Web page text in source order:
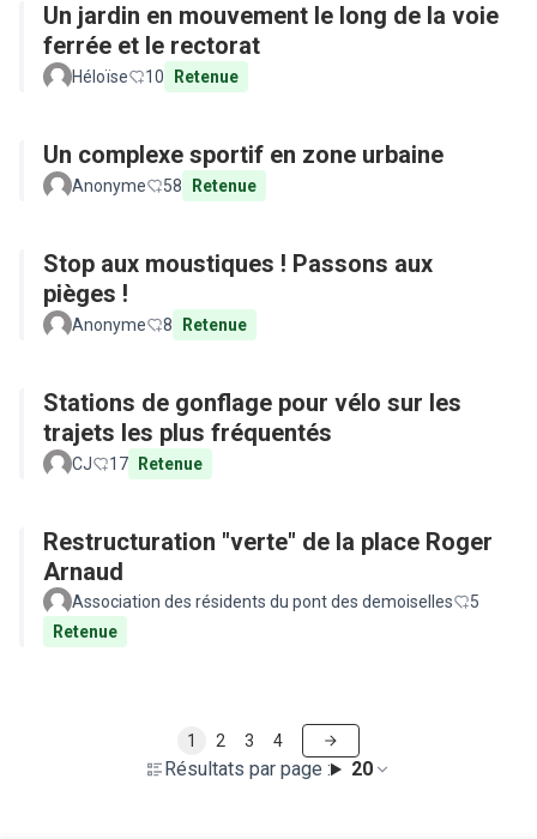
Un jardin en mouvement le long de la voie
ferrée et le rectorat
Héloïse 10 Retenue
Un complexe sportif en zone urbaine
Anonyme 58 Retenue
Stop aux moustiques ! Passons aux
pièges !
Anonyme 8 Retenue
Stations de gonflage pour vélo sur les
trajets les plus fréquentés
CJ 17 Retenue
Restructuration "verte" de la place Roger
Arnaud
Association des résidents du pont des demoiselles
5
Retenue
Résultats par page : 20
1 2 3 4